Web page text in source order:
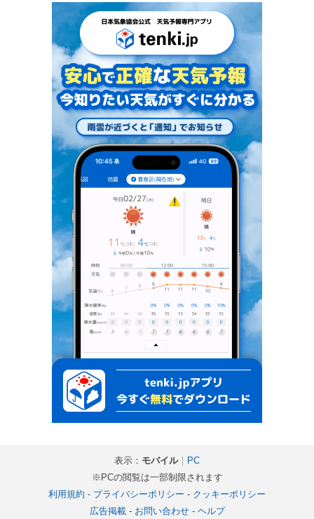
表示： モバイル｜ PC
※PCの閲覧は一部制限されます
利用規約 - プライバシーポリシー - クッキーポリシー
広告掲載- お問い合わせ- ヘルプ